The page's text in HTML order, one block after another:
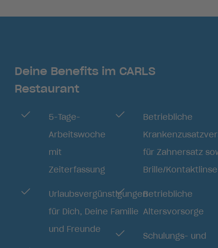
lorem ipsum dolor sit
Story anschauen
Deine Benefits im CARLS
Restaurant
5-Tage-
Arbeitswoche
mit
Zeiterfassung
Urlaubsvergünstigungen
für Dich, Deine Familie
und Freunde
Betriebliche
für Zahnersatz
Brille/Kontaktlinse
Betriebliche
Altersvorsorge
Schulungs- und